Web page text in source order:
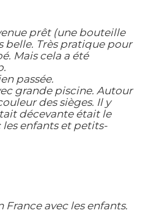
prêt (une bouteille
belle. Très pratique pour
Mais cela a été
passée.
grande piscine. Autour
des sièges. Il y
décevante était le
enfants et petits-
avec les enfants.